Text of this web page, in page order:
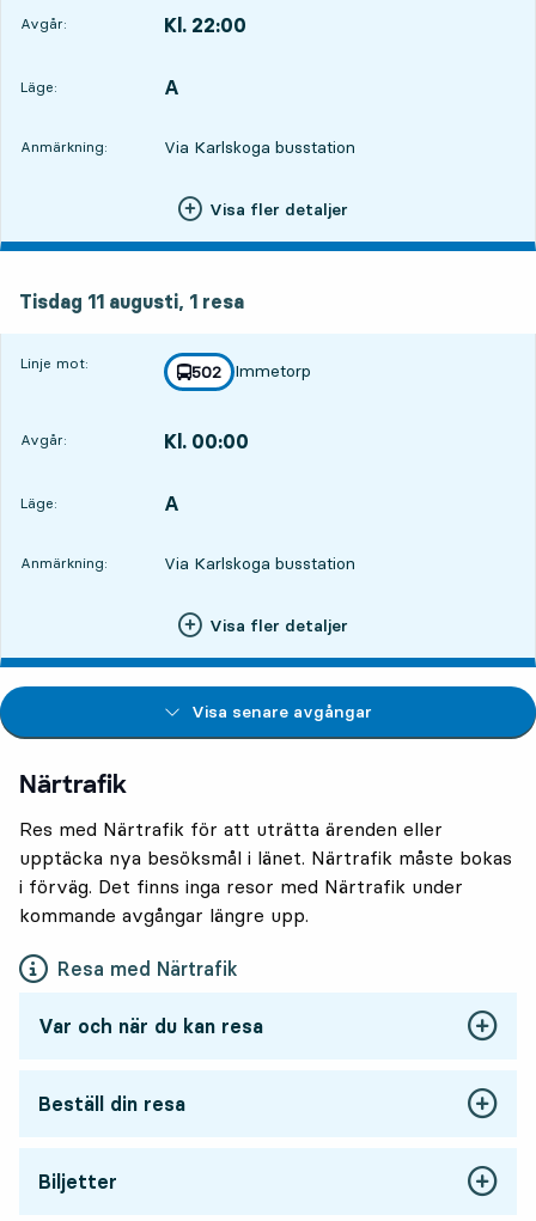
Avgår: Kl. 22:00
Läge:
LÄGE, A
,
Anmärkning: Via Karlskoga busstation
Visa fler detaljer
Tisdag 11 augusti, 1 resa
Linje mot: linje
502
mot
Immetorp
,
Avgår: Kl. 00:00
Läge:
LÄGE, A
,
Anmärkning: Via Karlskoga busstation
Visa fler detaljer
Visa senare avgångar
Närtrafik
Res med Närtrafik för att uträtta ärenden eller
upptäcka nya besöksmål i länet. Närtrafik måste bokas
i förväg. Det finns inga resor med Närtrafik under
kommande avgångar längre upp.
Resa med Närtrafik
Var och när du kan resa
Beställ din resa
Biljetter